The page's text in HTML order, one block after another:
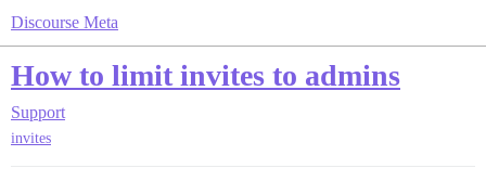
Discourse Meta
How to limit invites to admins
Support
invites